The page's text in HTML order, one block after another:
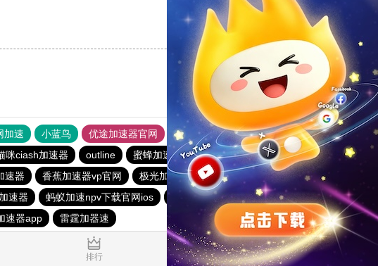
反对[0]
加速 小蓝鸟 优途加速器官网 风驰加速器 旋风加速器
八戒看书
咪ciash加速器 outline 蜜蜂加速器 ios加速器
快橙加速器
速器 香蕉加速器vp官网 极光加速器 outline
酷通npv加速器
速器 蚂蚁加速npv下载官网ios hammer加速器
大象加速器
速器app 雷霆加器速
排行 推荐